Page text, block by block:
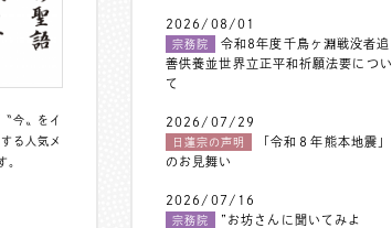
今〟をイ
る人気メ
。
2026/08/01
宗務院
令和8年度千鳥ヶ淵戦没者追
善供養並世界立正平和祈願法要につい
て
2026/07/29
日蓮宗の声明
「令和８年熊本地震」
のお見舞い
2026/07/16
宗務院
”お坊さんに聞いてみよ